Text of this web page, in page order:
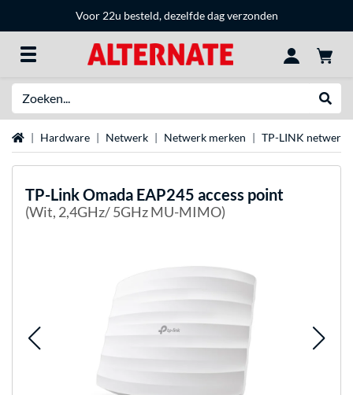
Voor 22u besteld, dezelfde dag verzonden
Home Hardware Netwerk Netwerk merken TP-LINK
TP-LinkOmada EAP245 access point
(Wit, 2,4GHz/ 5GHz MU-MIMO)